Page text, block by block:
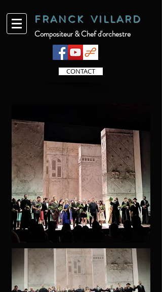
F RA N C K V I L L A R D
Compositeur & Chef d'orchestre
CONTACT